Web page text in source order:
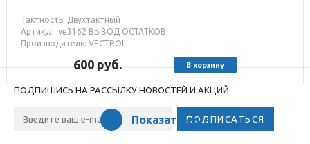
Тактность: Двухтактный
Артикул: ve3162 ВЫВОД ОСТАТКОВ
Производитель: VECTROL
600руб. В корзину
Показать еще
ПОДПИШИСЬ НА РАССЫЛКУ НОВОСТЕЙ И АКЦИЙ